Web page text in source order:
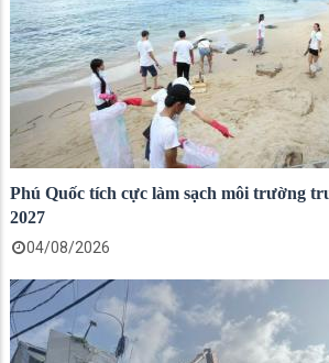
Phú Quốc tích cực làm sạch môi trường
2027
04/08/2026